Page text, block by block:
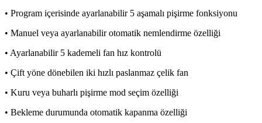
• Program içerisinde ayarlanabilir 5 aşamalı pişirme fonksiyonu
• Manuel veya ayarlanabilir otomatik nemlendirme özelliği
• Ayarlanabilir 5 kademeli fan hız kontrolü
• Çift yöne dönebilen iki hızlı paslanmaz çelik fan
• Kuru veya buharlı pişirme mod seçim özelliği
• Bekleme durumunda otomatik kapanma özelliği